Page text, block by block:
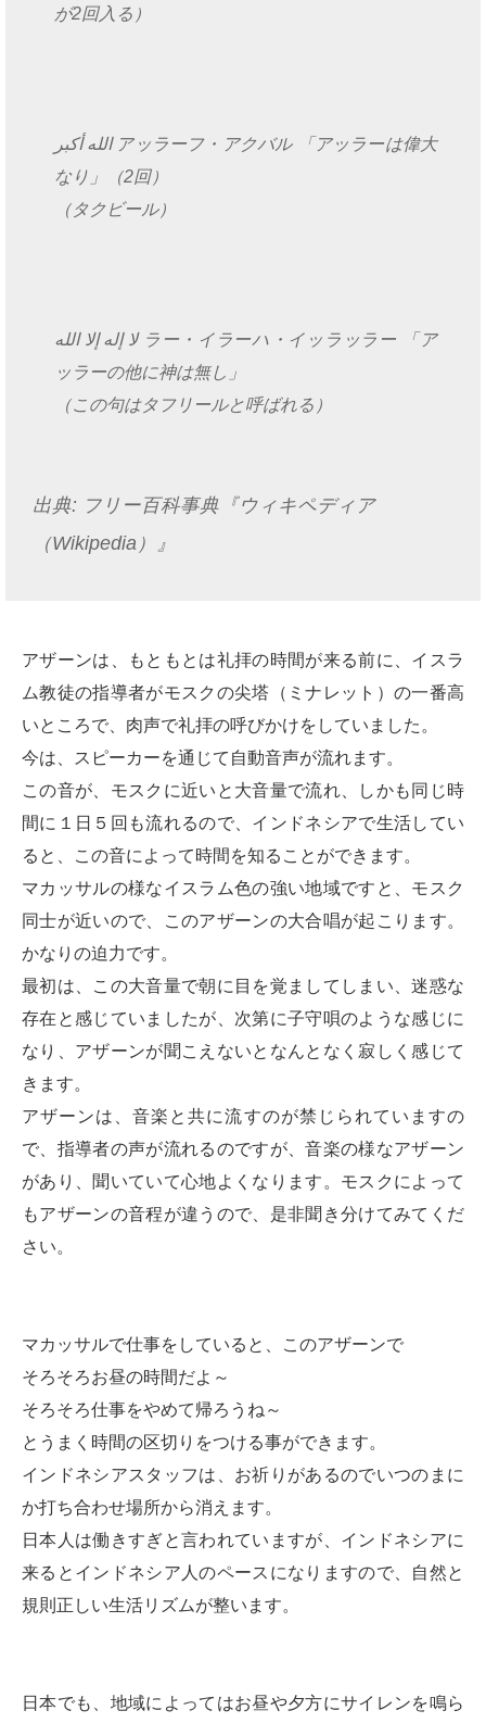
が2回入る）
الله أكبر アッラーフ・アクバル 「アッラーは偉大
なり」（2回）
（タクビール）
لا إله إلا الله ラー・イラーハ・イッラッラー 「ア
ッラーの他に神は無し」
（この句はタフリールと呼ばれる）
出典: フリー百科事典『ウィキペディア
（Wikipedia）』
アザーンは、もともとは礼拝の時間が来る前に、イスラ
ム教徒の指導者がモスクの尖塔（ミナレット）の一番高
いところで、肉声で礼拝の呼びかけをしていました。
今は、スピーカーを通じて自動音声が流れます。
この音が、モスクに近いと大音量で流れ、しかも同じ時
間に１日５回も流れるので、インドネシアで生活してい
ると、この音によって時間を知ることができます。
マカッサルの様なイスラム色の強い地域ですと、モスク
同士が近いので、このアザーンの大合唱が起こります。
かなりの迫力です。
最初は、この大音量で朝に目を覚ましてしまい、迷惑な
存在と感じていましたが、次第に子守唄のような感じに
なり、アザーンが聞こえないとなんとなく寂しく感じて
きます。
アザーンは、音楽と共に流すのが禁じられていますの
で、指導者の声が流れるのですが、音楽の様なアザーン
があり、聞いていて心地よくなります。モスクによって
もアザーンの音程が違うので、是非聞き分けてみてくだ
さい。
マカッサルで仕事をしていると、このアザーンで
そろそろお昼の時間だよ～
そろそろ仕事をやめて帰ろうね～
とうまく時間の区切りをつける事ができます。
インドネシアスタッフは、お祈りがあるのでいつのまに
か打ち合わせ場所から消えます。
日本人は働きすぎと言われていますが、インドネシアに
来るとインドネシア人のペースになりますので、自然と
規則正しい生活リズムが整います。
日本でも、地域によってはお昼や夕方にサイレンを鳴ら